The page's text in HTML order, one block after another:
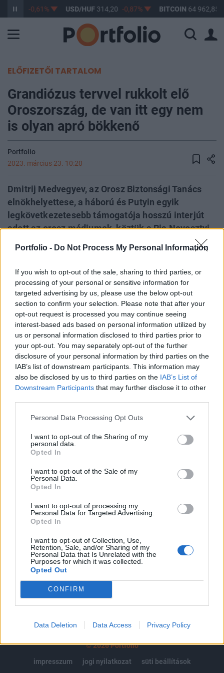
Portfolio - Do Not Process My Personal Information
If you wish to opt-out of the sale, sharing to third parties, or
processing of your personal or sensitive information for
targeted advertising by us, please use the below opt-out
section to confirm your selection. Please note that after your
opt-out request is processed you may continue seeing
interest-based ads based on personal information utilized by
us or personal information disclosed to third parties prior to
your opt-out. You may separately opt-out of the further
disclosure of your personal information by third parties on the
IAB’s list of downstream participants. This information may
also be disclosed by us to third parties on the IAB’s List of
Downstream Participants that may further disclose it to other
Personal Data Processing Opt Outs
I want to opt-out of the Sharing of my
personal data.
Opted In
I want to opt-out of the Sale of my
Personal Data.
Opted In
I want to opt-out of processing my
Personal Data for Targeted Advertising.
Opted In
I want to opt-out of Collection, Use,
Retention, Sale, and/or Sharing of my
Personal Data that Is Unrelated with the
Purposes for which it was collected.
Opted Out
CONFIRM
Data Deletion Data Access Privacy Policy
363,17 -0,61% USD/HUF314,20 -0,87% BITCOIN 64 962,85
ELŐFIZETŐI TARTALOM
Grandiózus tervvel rukkolt elő
Oroszország, de van itt egy nem
is olyan apró bökkenő
Portfolio
2023. március 23. 10:20
Dmitrij Medvegyev, az Orosz Biztonsági Tanács
elnökhelyettese, a háború és Putyin egyik
legkövetkezetesebb támogatója hosszú interjút
adott az orosz médiumok, köztük a Ria Novosztyi
számára. A volt orosz elnök az interjú során szót
ejtett a jelenlegi orosz-ukrán háború állásáról,
várható eredményeiről és az egész világot
leköröző orosz technológiai fölényről.
Dmitrij Medvegyev az interjú során a korábbi katonai
céloknál grandiózusabb tervet jelentett be Ukrajnával
kapcsolatosan. A volt elnök elsőként arról beszélt, Kijev
nem titkolt célja, hogy a NATO-csatlakozását követően
támadást indítson Oroszország ellen, a Krím
visszaszerzése érdekében, ráadásul a NATO védőernyője
alatt még atomfegyvereket is gyártanának. Medvegyev...
A keresett cikk a portfolio.hu hírarchívumához
tartozik, melynek olvasása előfizetéses
regisztrációhoz kötött.
Az előfizetés a következőket tartalmazza:
Portfolio.hu teljes cikkarchívum
Kötéslisták: BÉT elmúlt 2 év napon belüli
kötéslistái
MÁR ELŐFIZETŐNK VAGY? BEJELENTKEZÉS
© 2026 Portfolio
impresszum
jogi nyilatkozat süti beállítások